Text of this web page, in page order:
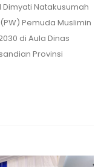
Natakusumah
Pemuda Muslimin
di Aula Dinas
Provinsi